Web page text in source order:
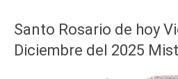
Santo Rosario de hoy
Diciembre del 2025